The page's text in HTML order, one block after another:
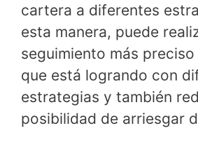
cartera a diferentes
esta manera, puede
seguimiento más
que está logrando con
estrategias y también
posibilidad de arriesgar